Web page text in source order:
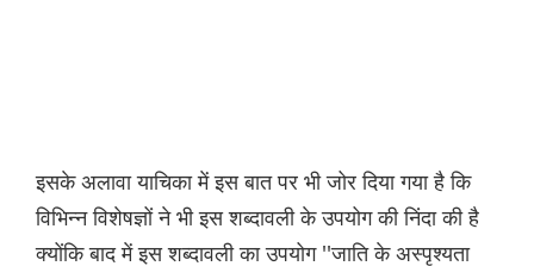
इसके अलावा याचिका में इस बात पर भी जोर दिया गया है कि
विभिन्न विशेषज्ञों ने भी इस शब्दावली के उपयोग की निंदा की है
क्योंकि बाद में इस शब्दावली का उपयोग ''जाति के अस्पृश्यता